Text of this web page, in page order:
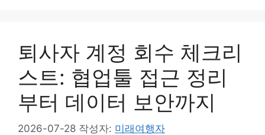
퇴사자 계정 회수 체크리
스트: 협업툴 접근 정리
부터 데이터 보안까지
2026-07-28 작성자: 미래여행자